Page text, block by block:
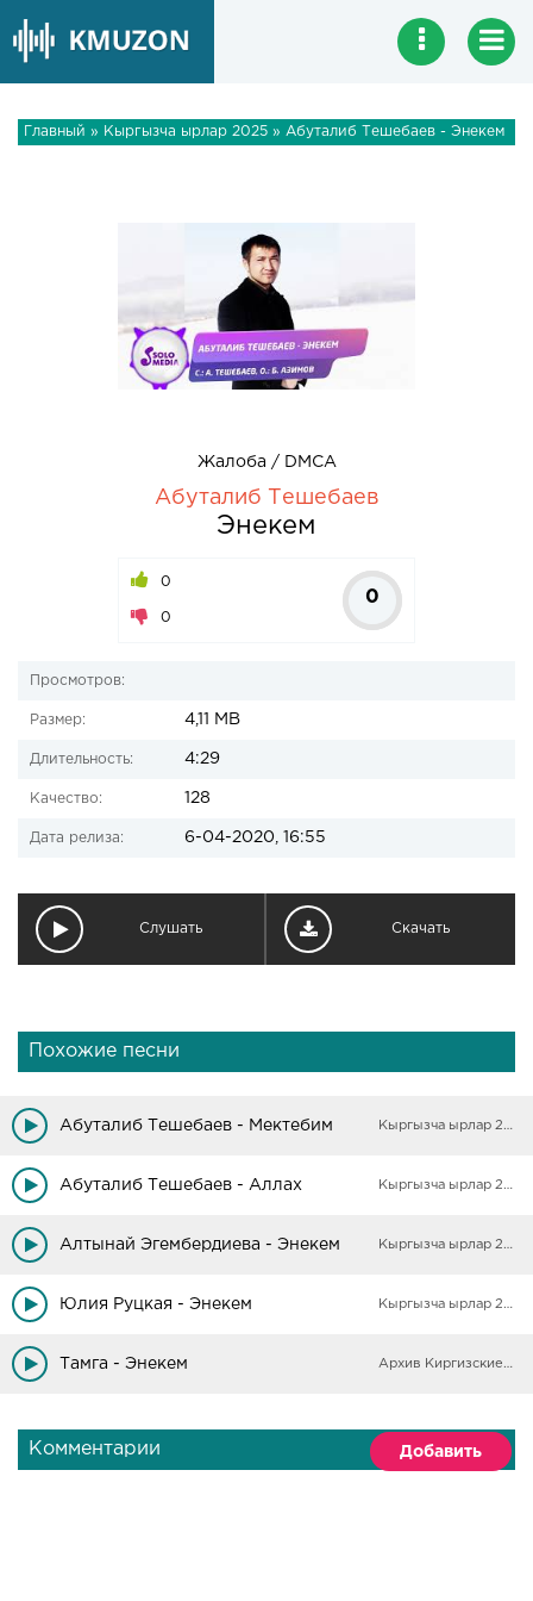
Главный » Кыргызча ырлар 2025 » Абуталиб Тешебаев - Энекем
Жалоба / DMCA
Абуталиб Тешебаев
Энекем
0
0
0
Просмотров:
Размер: 4,11 MB
Длительность: 4:29
Качество: 128
Дата релиза: 6-04-2020, 16:55
Слушать Скачать
Похожие песни
Абуталиб Тешебаев - Мектебим Кыргызча ырлар 2025
Абуталиб Тешебаев - Аллах Кыргызча ырлар 2025
Алтынай Эгембердиева - Энекем Кыргызча ырлар 2025
Юлия Руцкая - Энекем Кыргызча ырлар 2025
Тамга - Энекем Архив Киргизские песни
Комментарии Добавить